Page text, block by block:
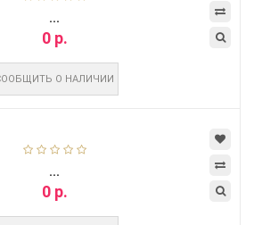
...
0 р.
О НАЛИЧИИ
...
0 р.